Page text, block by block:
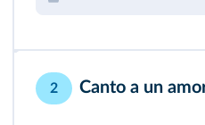
2 Canto a un